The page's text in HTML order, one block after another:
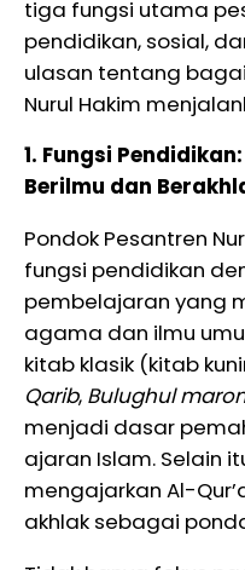
tiga fungsi utama
pendidikan, sosial,
ulasan tentang
Nurul Hakim
1. Fungsi
Berilmu dan
Pondok Pesantren
fungsi pendidikan
pembelajaran yang
agama dan ilmu
kitab klasik (kitab
Qarib, Bulughul
menjadi dasar
ajaran Islam. Selain
mengajarkan Al-
akhlak sebagai